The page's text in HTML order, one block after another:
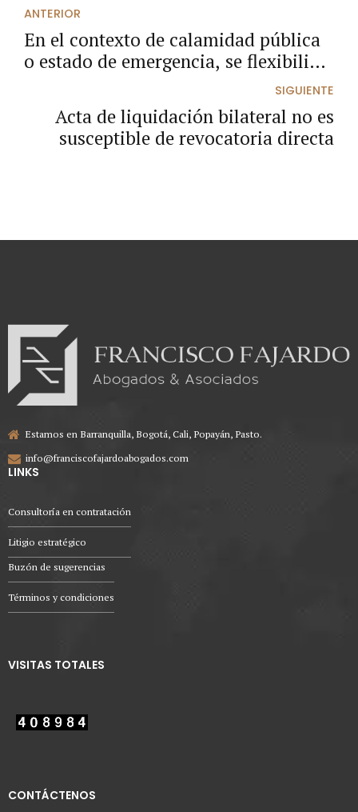
ANTERIOR
En el contexto de calamidad pública
o estado de emergencia, se flexibiliza
procedencia de la acción de tutela
SIGUIENTE
Acta de liquidación bilateral no es
susceptible de revocatoria directa
Estamos en Barranquilla, Bogotá, Cali, Popayán, Pasto.
info@franciscofajardoabogados.com
LINKS
Consultoría en contratación
Litigio estratégico
Buzón de sugerencias
Términos y condiciones
VISITAS TOTALES
CONTÁCTENOS